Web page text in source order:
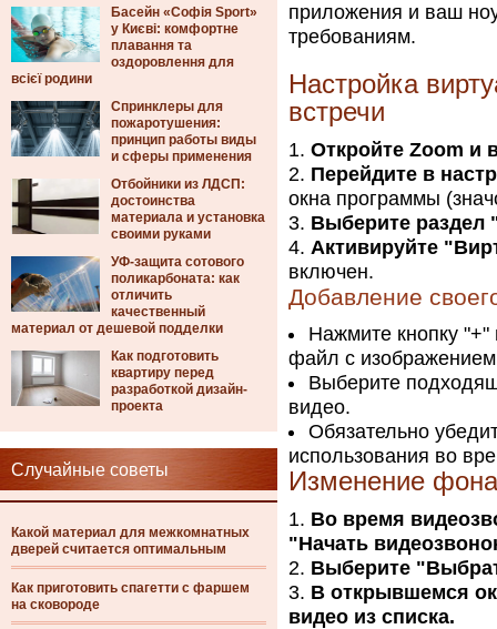
Басейн «Софія Sport»
у Києві: комфортне
плавання та
оздоровлення для
всієї родини
Спринклеры для
пожаротушения:
принцип работы виды
и сферы применения
Отбойники из ЛДСП:
достоинства
материала и установка
своими руками
УФ-защита сотового
поликарбоната: как
отличить
качественный
материал от дешевой подделки
Как подготовить
квартиру перед
разработкой дизайн-
проекта
Случайные советы
Какой материал для межкомнатных
дверей считается оптимальным
Как приготовить спагетти с фаршем
на сковороде
приложения и ваш
требованиям.
Настройка
встречи
Откройте Zoom и
Перейдите в
окна программы
Выберите
Активируйте
включен.
Добавление
Нажмите кнопку "+"
файл с
Выберите
видео.
Обязательно
использования во
Изменение
Во время
"Начать
Выберите
В открывшемся
видео из списка.